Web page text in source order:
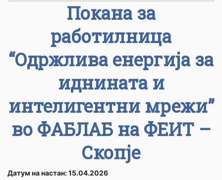
Покана за
работилница
“Oдржлива енергија за
иднината и
интелигентни мрежи”
во ФАБЛАБ на ФЕИТ –
Скопје
Датум на настан: 15.04.2026